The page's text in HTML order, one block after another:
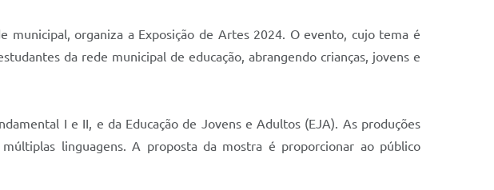
municipal, organiza a Exposição de Artes 2024. O evento, cujo tema é
da rede municipal de educação, abrangendo crianças, jovens e
I e II, e da Educação de Jovens e Adultos (EJA). As produções
linguagens. A proposta da mostra é proporcionar ao público